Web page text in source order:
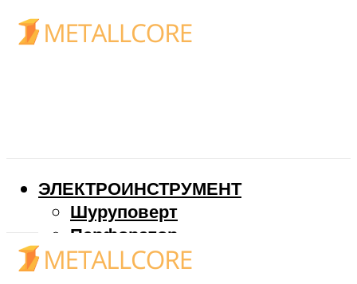
ЭЛЕКТРОИНСТРУМЕНТ
Шуруповерт
Перфоратор
Дрель